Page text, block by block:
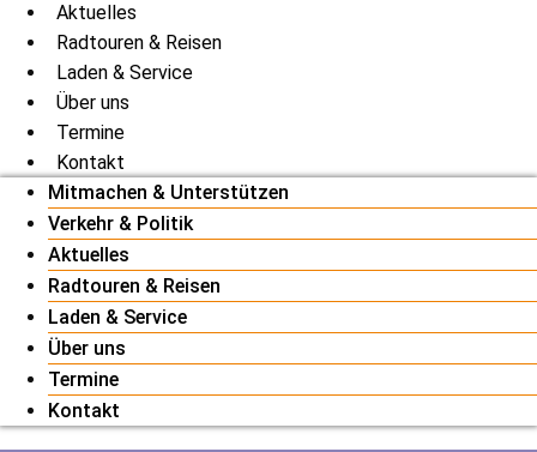
Aktuelles
Radtouren & Reisen
Laden & Service
Über uns
Termine
Kontakt
Mitmachen & Unterstützen
Verkehr & Politik
Aktuelles
Radtouren & Reisen
Laden & Service
Über uns
Termine
Kontakt